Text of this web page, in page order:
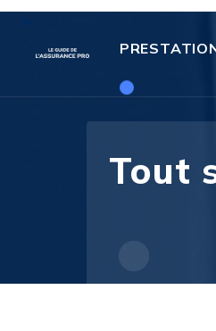
Tout